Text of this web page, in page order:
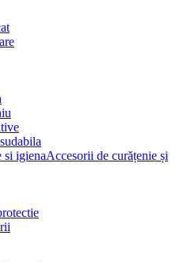
Accesorii de curățenie și